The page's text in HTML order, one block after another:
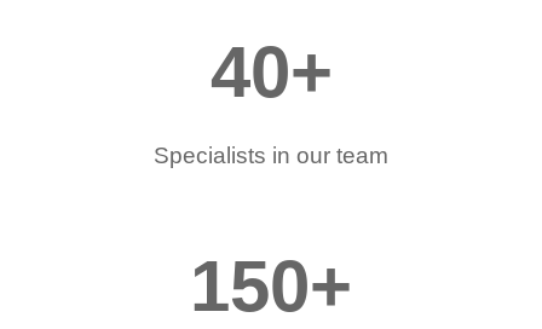
Specialists in our team
40+
150+